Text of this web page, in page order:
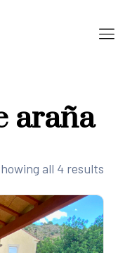
araña
all 4 results